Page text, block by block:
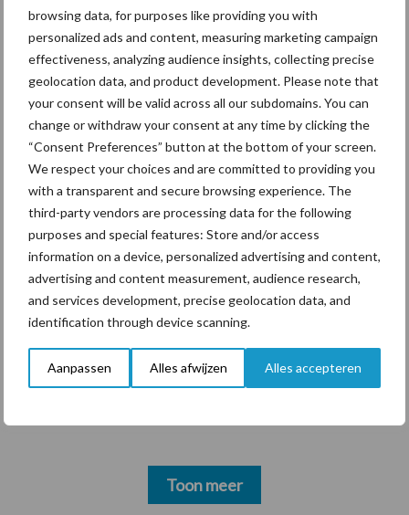
browsing data, for purposes like providing you with
personalized ads and content, measuring marketing campaign
effectiveness, analyzing audience insights, collecting precise
geolocation data, and product development. Please note that
your consent will be valid across all our subdomains. You can
change or withdraw your consent at any time by clicking the
“Consent Preferences” button at the bottom of your screen.
We respect your choices and are committed to providing you
with a transparent and secure browsing experience. The
third-party vendors are processing data for the following
purposes and special features: Store and/or access
information on a device, personalized advertising and content,
advertising and content measurement, audience research,
and services development, precise geolocation data, and
identification through device scanning.
Aanpassen Alles afwijzen Alles accepteren
ForFarmers ziet volume en
marktaandeel groeien in
krimpende Nederlandse
markt
Themapagina's
Diergezondheid Bemesting Fokkerij
Bedrijfsnieuws
Voerhekken
Toon meer